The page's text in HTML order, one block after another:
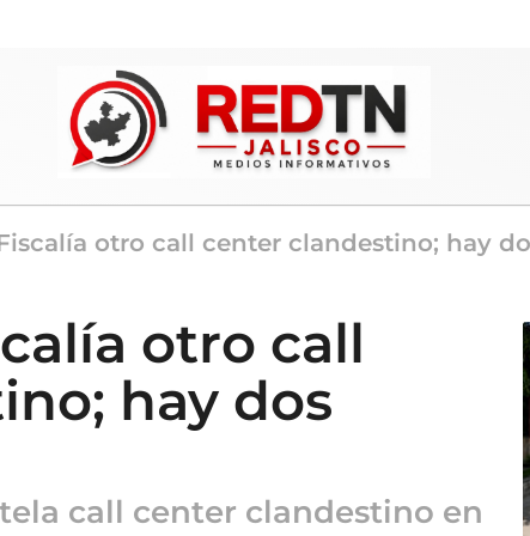
otro call center clandestino; hay
otro call
hay dos
call center clandestino en